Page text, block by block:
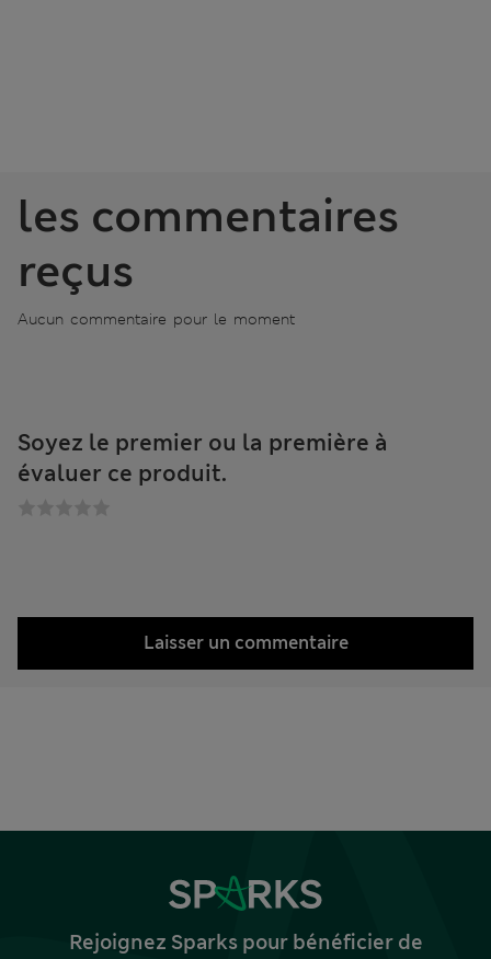
les commentaires
reçus
Aucun commentaire pour le moment
Soyez le premier ou la première à
évaluer ce produit.
Laisser un commentaire
Rejoignez Sparks pour bénéficier de